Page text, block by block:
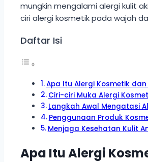
mungkin mengalami alergi kulit
ciri alergi kosmetik pada wajah
Daftar Isi
Apa Itu Alergi Kosmetik
Ciri-ciri Muka Alergi
Langkah Awal Mengatasi
Penggunaan Produk
Menjaga Kesehatan Kulit
Apa Itu Alergi